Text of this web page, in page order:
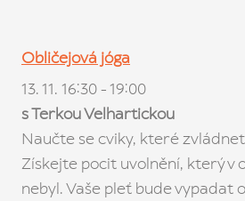
Obličejová jóga
13. 11. 16:30 - 19:00
s Terkou Velhartickou
Naučte se cviky, které
Získejte pocit uvolnění, který v
nebyl. Vaše pleť bude vypadat